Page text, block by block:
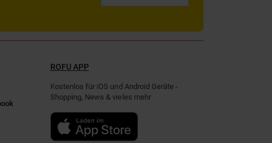
ROFU APP
Kostenlos für iOS und Android Geräte -
Shopping, News & vieles mehr